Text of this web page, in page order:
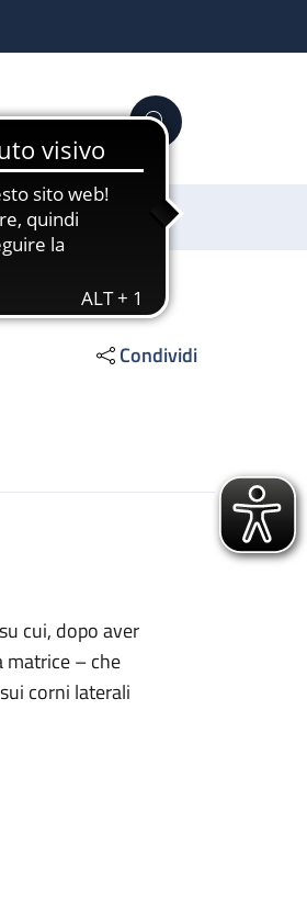
Cerca
Condividi
cui, dopo aver
matrice – che
corni laterali